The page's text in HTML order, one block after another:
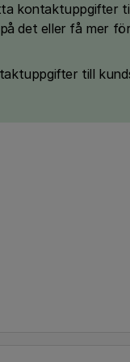
kontaktuppgifter
det eller få mer
till